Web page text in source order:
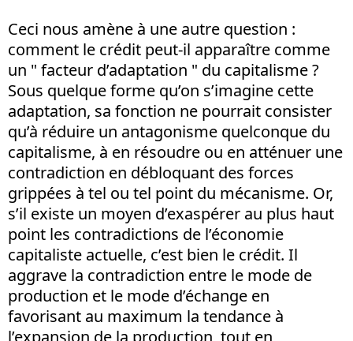
Ceci nous amène à une autre question :
comment le crédit peut-il apparaître comme
un " facteur d’adaptation " du capitalisme ?
Sous quelque forme qu’on s’imagine cette
adaptation, sa fonction ne pourrait consister
qu’à réduire un antagonisme quelconque du
capitalisme, à en résoudre ou en atténuer une
contradiction en débloquant des forces
grippées à tel ou tel point du mécanisme. Or,
s’il existe un moyen d’exaspérer au plus haut
point les contradictions de l’économie
capitaliste actuelle, c’est bien le crédit. Il
aggrave la contradiction entre le mode de
production et le mode d’échange en
favorisant au maximum la tendance à
l’expansion de la production, tout en